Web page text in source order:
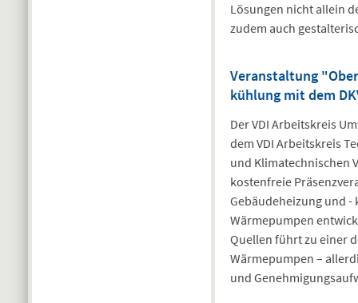
Lösungen nicht allein
zudem auch
Veranstaltung
kühlung mit dem
Der VDI Arbeitskreis
dem VDI Arbeitskreis
und Klimatechnischen
kostenfreie
Gebäudeheizung und -
Wärmepumpen
Quellen führt zu einer
Wärmepumpen –
und